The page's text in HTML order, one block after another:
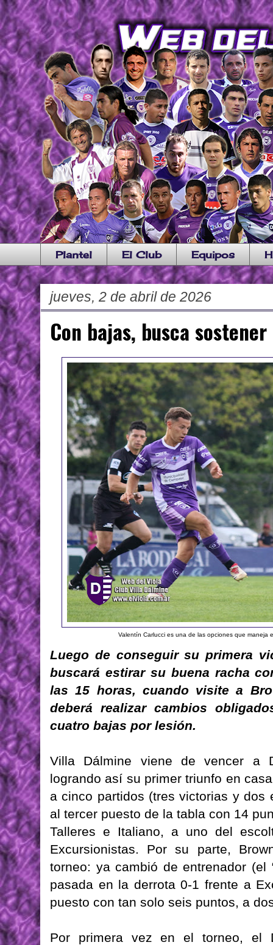
Plantel El Club Equipos
jueves, 2 de abril de 2026
Con bajas, busca
Valentín Carlucci es una de las opciones que maneja
Luego de conseguir su primera
buscará estirar su buena racha
las 15 horas, cuando visite a
deberá realizar cambios
cuatro bajas por lesión.
Villa Dálmine viene de vencer a
logrando así su primer triunfo en
a cinco partidos (tres victorias y dos
al tercer puesto de la tabla con 14
Talleres e Italiano, a uno del
Excursionistas. Por su parte,
torneo: ya cambió de entrenador (el
pasada en la derrota 0-1 frente a
puesto con tan solo seis puntos, a
Por primera vez en el torneo, el